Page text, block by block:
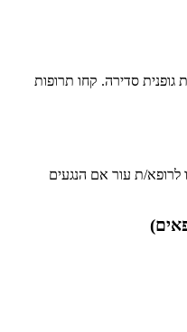
גופנית סדירה. קחו תרופות
לרופא/ת עור אם הנגעים